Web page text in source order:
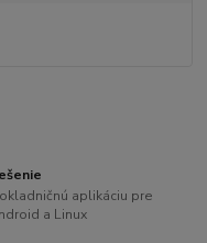
aplikáciu pre
a Linux